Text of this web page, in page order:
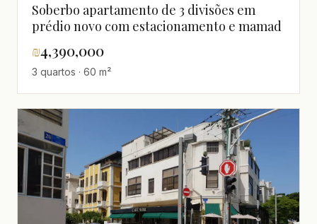
Soberbo apartamento de 3 divisões em
prédio novo com estacionamento e mamad
₪4,390,000
3 quartos · 60 m²